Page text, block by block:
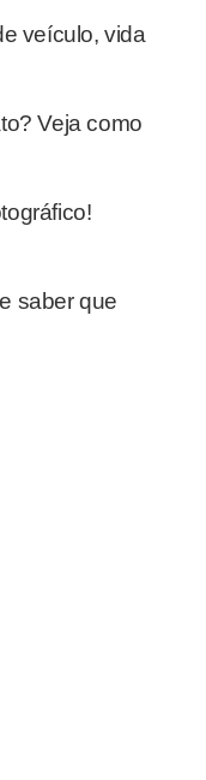
veículo, vida
Veja como
saber que